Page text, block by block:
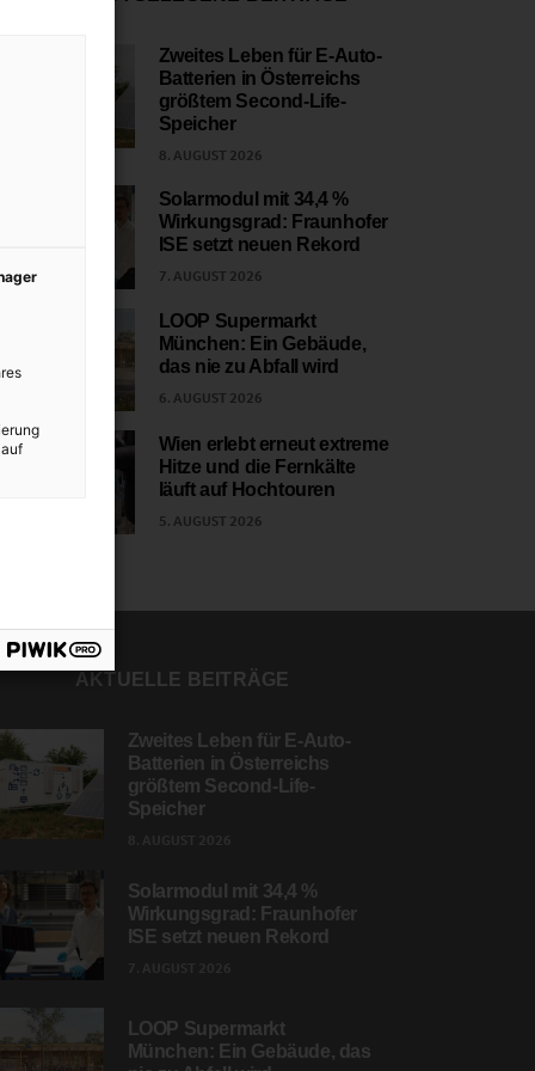
Zweites Leben für E-Auto-
Batterien in Österreichs
größtem Second-Life-
Speicher
8. AUGUST 2026
Solarmodul mit 34,4 %
Wirkungsgrad: Fraunhofer
ISE setzt neuen Rekord
7. AUGUST 2026
LOOP Supermarkt
München: Ein Gebäude,
das nie zu Abfall wird
6. AUGUST 2026
Wien erlebt erneut extreme
Hitze und die Fernkälte
läuft auf Hochtouren
5. AUGUST 2026
AKTUELLE BEITRÄGE
Zweites Leben für E-Auto-
Batterien in Österreichs
größtem Second-Life-
Speicher
Solarmodul mit 34,4 %
Wirkungsgrad: Fraunhofer
ISE setzt neuen Rekord
LOOP Supermarkt
München: Ein Gebäude, das